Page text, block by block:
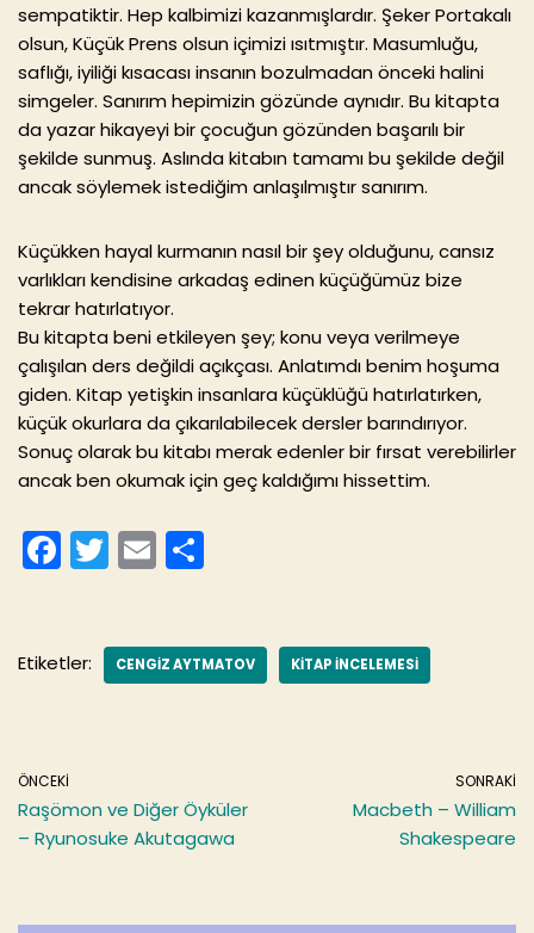
sempatiktir. Hep kalbimizi kazanmışlardır. Şeker Portakalı
olsun, Küçük Prens olsun içimizi ısıtmıştır. Masumluğu,
saflığı, iyiliği kısacası insanın bozulmadan önceki halini
simgeler. Sanırım hepimizin gözünde aynıdır. Bu kitapta
da yazar hikayeyi bir çocuğun gözünden başarılı bir
şekilde sunmuş. Aslında kitabın tamamı bu şekilde değil
ancak söylemek istediğim anlaşılmıştır sanırım.
Küçükken hayal kurmanın nasıl bir şey olduğunu, cansız
varlıkları kendisine arkadaş edinen küçüğümüz bize
tekrar hatırlatıyor.
Bu kitapta beni etkileyen şey; konu veya verilmeye
çalışılan ders değildi açıkçası. Anlatımdı benim hoşuma
giden. Kitap yetişkin insanlara küçüklüğü hatırlatırken,
küçük okurlara da çıkarılabilecek dersler barındırıyor.
Sonuç olarak bu kitabı merak edenler bir fırsat verebilirler
ancak ben okumak için geç kaldığımı hissettim.
F
a
e
o
k
T
w
er
E
m
l e
Etiketler: CENGIZ AYTMATOV KITAP INCELEMESI
ÖNCEKI
Raşömon ve Diğer Öyküler
– Ryunosuke Akutagawa
SONRAKI
Macbeth – William
Shakespeare